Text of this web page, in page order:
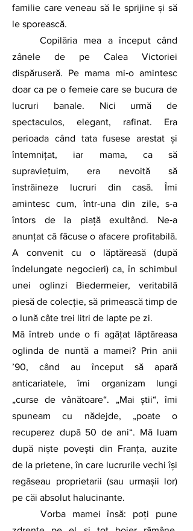
familie care veneau să le sprijine și să
le sporească.
	Copilăria mea a început când
zânele de pe Calea Victoriei
dispăruseră. Pe mama mi‑o amintesc
doar ca pe o femeie care se bucura de
lucruri banale. Nici urmă de
spectaculos, elegant, rafinat. Era
perioada când tata fusese arestat și
întemnițat, iar mama, ca să
supraviețuim, era nevoită să
înstrăineze lucruri din casă. Îmi
amintesc cum, într‑una din zile, s‑a
întors de la piaţă exultând. Ne‑a
anunțat că făcuse o afacere profitabilă.
A convenit cu o lăptăreasă (după
îndelungate negocieri) ca, în schimbul
unei oglinzi Biedermeier, veritabilă
piesă de colecţie, să primească timp de
o lună câte trei litri de lapte pe zi.
Mă întreb unde o fi agățat lăptăreasa
oglinda de nuntă a mamei? Prin anii
’90, când au început să apară
anticariatele, îmi organizam lungi
„curse de vânătoare“. „Mai știi“, îmi
spuneam cu nădejde, „poate o
recuperez după 50 de ani“. Mă luam
după niște povești din Franța, auzite
de la prietene, în care lucrurile vechi își
regăseau proprietarii (sau urmașii lor)
pe căi absolut halucinante.